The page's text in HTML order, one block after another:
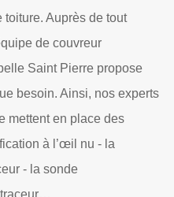
En fait, il est nécessaire de
supplémentaires
de l'immeuble. Ensuite, les
l'économie d'argent à long
être identifiées
d'éviter les réparations
Rénovation se charge des
établit un devis totalement